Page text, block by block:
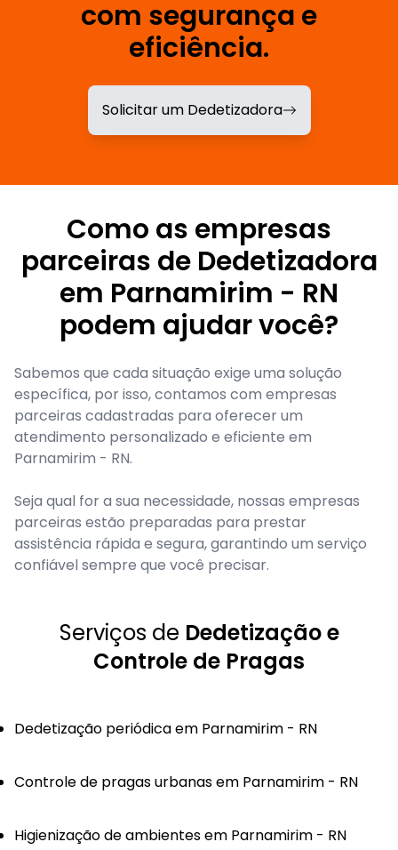
com segurança e
eficiência.
Solicitar um Dedetizadora
Como as empresas
parceiras de Dedetizadora
em Parnamirim - RN
podem ajudar você?
Sabemos que cada situação exige uma solução
específica, por isso, contamos com empresas
parceiras cadastradas para oferecer um
atendimento personalizado e eficiente em
Parnamirim - RN.
Seja qual for a sua necessidade, nossas empresas
parceiras estão preparadas para prestar
assistência rápida e segura, garantindo um serviço
confiável sempre que você precisar.
Serviços de Dedetização e
Controle de Pragas
Dedetização periódica em Parnamirim - RN
Controle de pragas urbanas em Parnamirim - RN
Higienização de ambientes em Parnamirim - RN